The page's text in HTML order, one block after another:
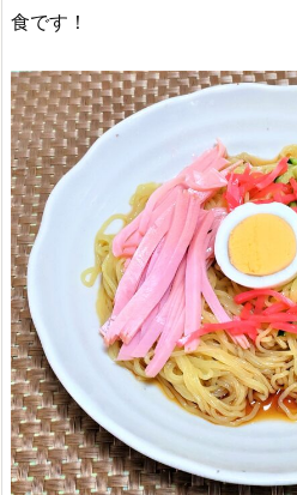
食です！